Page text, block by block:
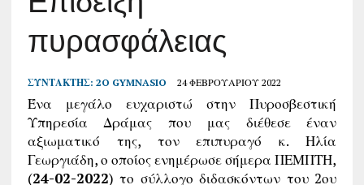
πυρασφάλειας
ΣΥΝΤΆΚΤΗΣ: 2O GYMNASIO 24 ΦΕΒΡΟΥΑΡΊΟΥ 2022
Ένα μεγάλο ευχαριστώ στην Πυροσβεστική
Υπηρεσία Δράμας που μας διέθεσε έναν
αξιωματικό της, τον επιπυραγό κ. Ηλία
Γεωργιάδη, ο οποίος ενημέρωσε σήμερα ΠΕΜΠΤΗ,
(24-02-2022) το σύλλογο διδασκόντων του 2ου